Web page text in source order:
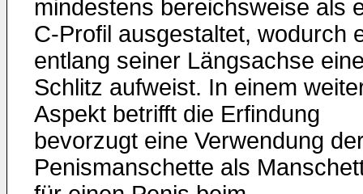
mindestens bereichsweise als
C-Profil ausgestaltet, wodurch
entlang seiner Längsachse
Schlitz aufweist. In einem
Aspekt betrifft die Erfindung
bevorzugt eine Verwendung
Penismanschette als